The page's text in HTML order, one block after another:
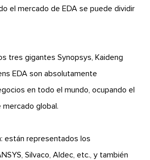
el mercado de EDA se puede dividir
tres gigantes Synopsys, Kaideng
EDA son absolutamente
en todo el mundo, ocupando el
mercado global.
están representados los
Silvaco, Aldec, etc., y también